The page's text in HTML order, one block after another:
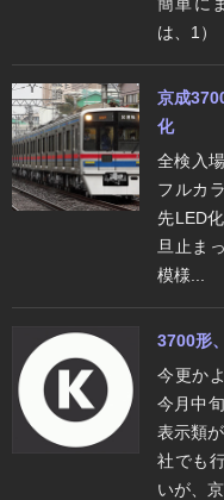
は、1）
京成
化
全検入
フルカ
先LED
旦止ま
模様...
3700形
今更か
今月中
表示類
社でも
いが、京